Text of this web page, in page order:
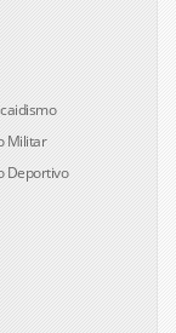
Militar
Deportivo